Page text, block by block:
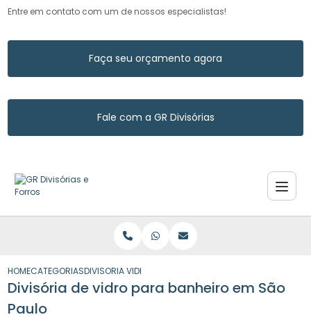
Entre em contato com um de nossos especialistas!
Faça seu orçamento agora
Fale com a GR Divisórias
HOMECATEGORIASDIVISORIA VIDRO BANHEIRO SAO PAULO
Divisória de vidro para banheiro em São
Paulo